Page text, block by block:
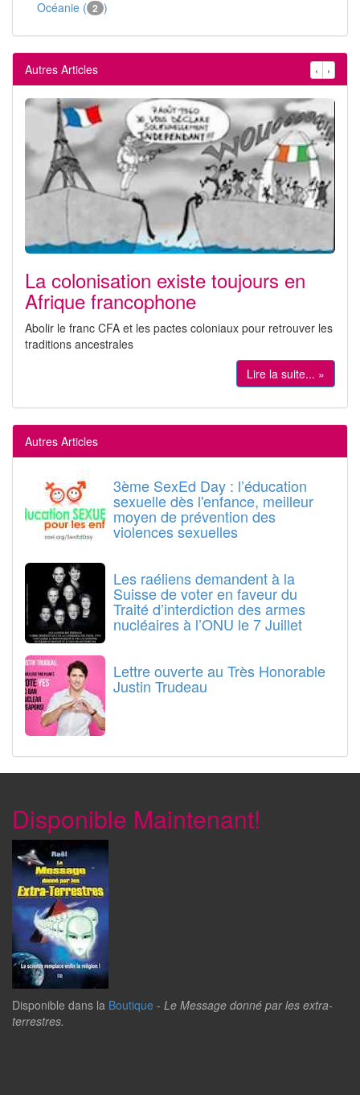
Océanie ( 2 )
Autres Articles ‹ ›
La colonisation existe toujours en
Afrique francophone
Abolir le franc CFA et les pactes coloniaux pour retrouver les
traditions ancestrales
Lire la suite... »
Autres Articles
3ème SexEd Day : l’éducation
sexuelle dès l'enfance, meilleur
moyen de prévention des
violences sexuelles
Les raéliens demandent à la
Suisse de voter en faveur du
Traité d’interdiction des armes
nucléaires à l’ONU le 7 Juillet
Lettre ouverte au Très Honorable
Justin Trudeau
Disponible Maintenant!
Disponible dans la Boutique - Le Message donné par les extra-
terrestres.